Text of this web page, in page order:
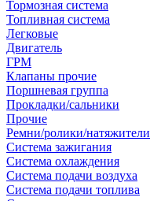
Тормозная система
Топливная система
Легковые
Двигатель
ГРМ
Клапаны прочие
Поршневая группа
Прокладки/сальники
Прочие
Ремни/ролики/натяжители
Система зажигания
Система охлаждения
Система подачи воздуха
Система подачи топлива